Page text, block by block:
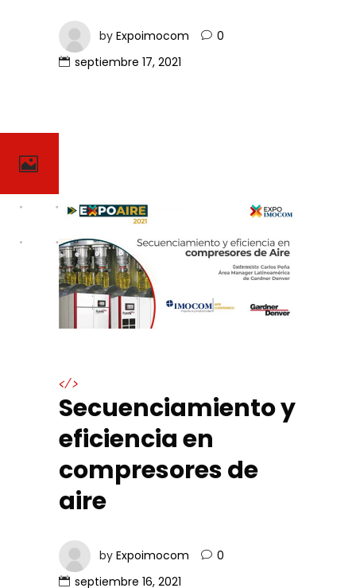
by Expoimocom
0
septiembre 17, 2021
</>
Secuenciamiento y
eficiencia en
compresores de
aire
by Expoimocom
0
septiembre 16, 2021